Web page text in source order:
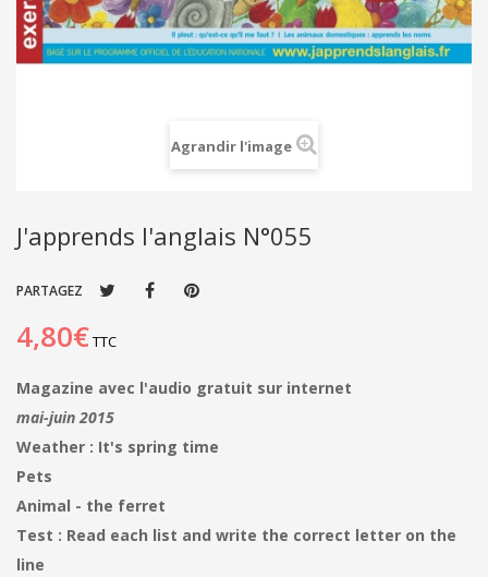
Agrandir l'image
J'apprends l'anglais N°055
PARTAGEZ
4,80€TTC
Magazine avec l'audio gratuit sur internet
mai-juin 2015
Weather : It's spring time
Pets
Animal - the ferret
Test : Read each list and write the correct letter on the
line